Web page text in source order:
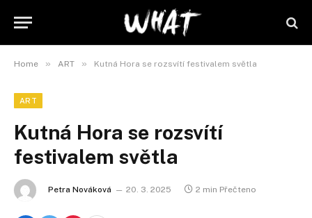
Home » ART » Kutná Hora se rozsvítí festivalem světla
ART
Kutná Hora se rozsvítí
festivalem světla
Petra Nováková 20. 3. 2025 2 min Přečteno